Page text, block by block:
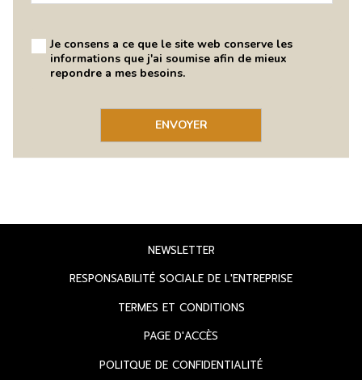
NEWSLETTEROUVRIR
NOUVEL
RESPONSABILITÉ SOCIALE DE L'ENTREPRISEOUVRIR
TERMES ET CONDITIONSOUVRIR
NOUVEL
PAGE D'ACCÈS
POLITQUE DE CONFIDENTIALITÉOUVRIR